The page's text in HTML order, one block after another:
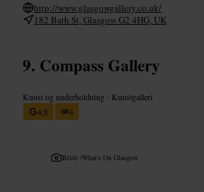
http://www.glasgowgallery.co.uk/
182 Bath St, Glasgow G2 4HG, UK
Compass Gallery
Kunst og underholdning • Kunstgalleri
4,8
4
Bilde /What's On Glasgow